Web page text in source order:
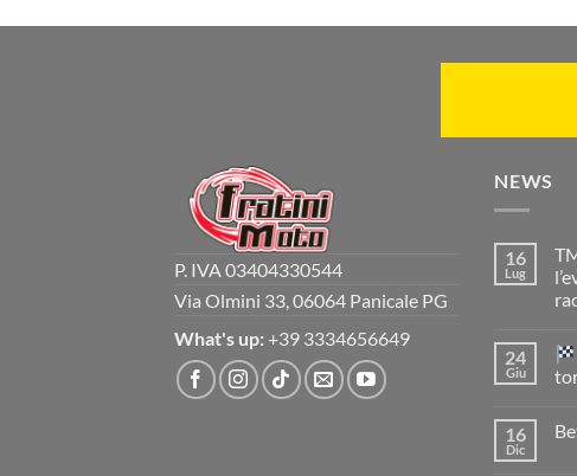
P. IVA 03404330544
Via Olmini 33, 06064 Panicale PG
What's up: +39 3334656649
NEWS
16
Lug
su
TM
EN
24
Giu
su
16
Dic